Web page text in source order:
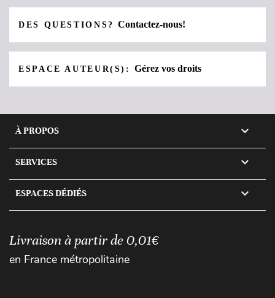
DES QUESTIONS?Contactez-nous!
ESPACE AUTEUR(S):Gérez vos droits
À PROPOS 
SERVICES 
ESPACES DÉDIÉS 
Livraison à partir de 0,01€
en France métropolitaine